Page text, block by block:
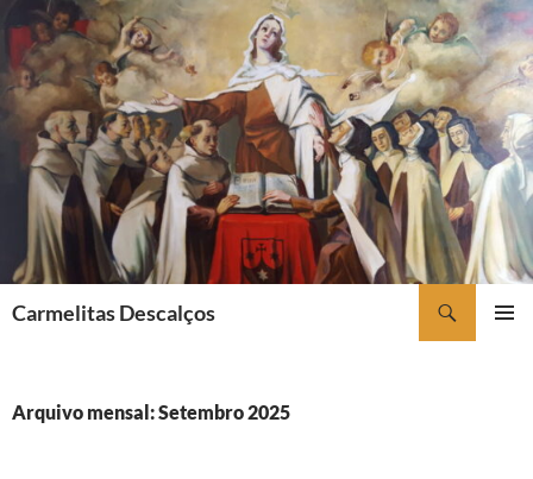
Saltar
para
o
conteúdo
Carmelitas Descalços
Arquivo mensal: Setembro 2025